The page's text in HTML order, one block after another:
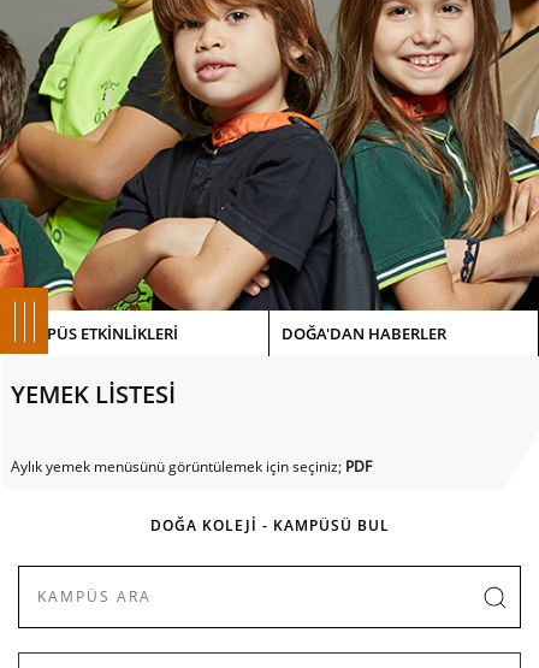
KAMPÜS ETKİNLİKLERİ DOĞA'DAN HABERLER
YEMEK LİSTESİ
Aylık yemek menüsünü görüntülemek için seçiniz; PDF
DOĞA KOLEJİ - KAMPÜSÜ BUL